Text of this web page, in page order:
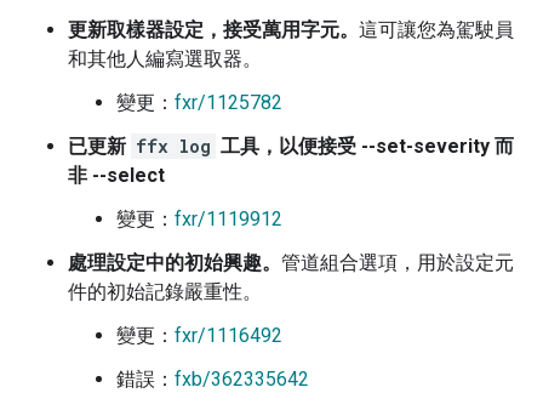
更新取樣器設定，接受萬用字元。 這可讓您為駕駛員
和其他人編寫選取器。
變更： fxr/1125782
已更新 ffx log 工具，以便接受 --set-severity 而
非 --select
變更： fxr/1119912
處理設定中的初始興趣。 管道組合選項，用於設定元
件的初始記錄嚴重性。
變更： fxr/1116492
錯誤： fxb/362335642